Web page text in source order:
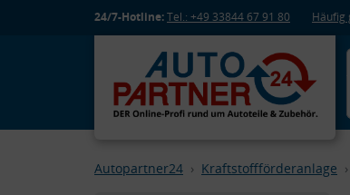
24/7-Hotline:Tel.: +49 33844 67 91 80 Häufig
Autopartner24 Kraftstoffförderanlage